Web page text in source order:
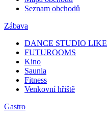
Seznam obchodů
Zábava
DANCE STUDIO LIKE
FUTUROOMS
Kino
Saunia
Fitness
Venkovní hřiště
Gastro